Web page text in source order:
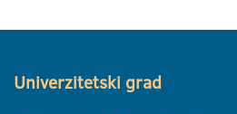
Univerzitetski grad